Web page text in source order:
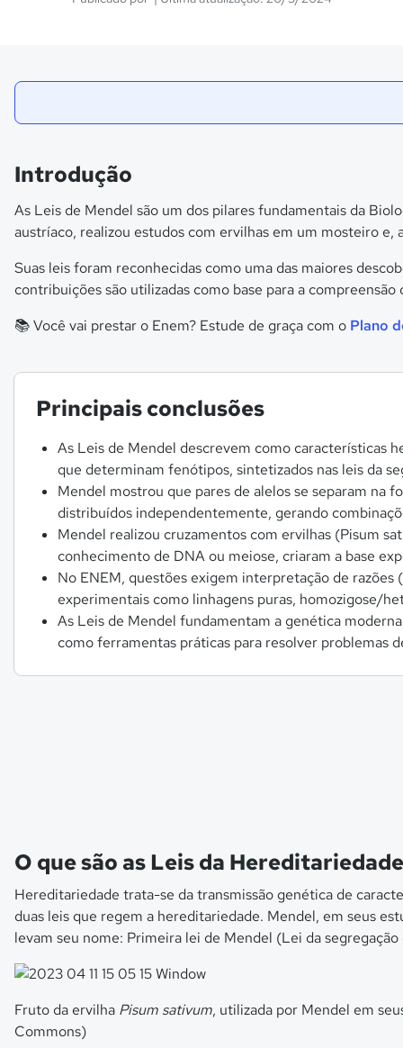
Introdução
As Leis de Mendel são um dos pilares fundamentais da
austríaco, realizou estudos com ervilhas em um mosteiro
Suas leis foram reconhecidas como uma das maiores
contribuições são utilizadas como base para a
📚 Você vai prestar o Enem? Estude de graça com o Plano
Principais conclusões
As Leis de Mendel descrevem como características
que determinam fenótipos, sintetizados nas leis da
Mendel mostrou que pares de alelos se separam na
distribuídos independentemente, gerando
Mendel realizou cruzamentos com ervilhas (Pisum
conhecimento de DNA ou meiose, criaram a base
No ENEM, questões exigem interpretação de razões
experimentais como linhagens puras, homozigose/
As Leis de Mendel fundamentam a genética
como ferramentas práticas para resolver problemas
O que são as Leis da
Hereditariedade trata-se da transmissão genética de
duas leis que regem a hereditariedade. Mendel, em seus
levam seu nome: Primeira lei de Mendel (Lei da
Fruto da ervilha Pisum sativum, utilizada por Mendel em
Commons)